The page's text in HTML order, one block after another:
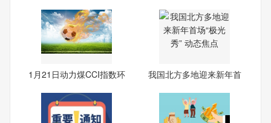
1月21日动力煤CCI指数环
我国北方多地迎来新年首